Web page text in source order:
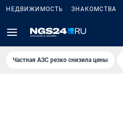
НЕДВИЖИМОСТЬ ЗНАКОМСТВА
Частная АЗС резко снизила цены